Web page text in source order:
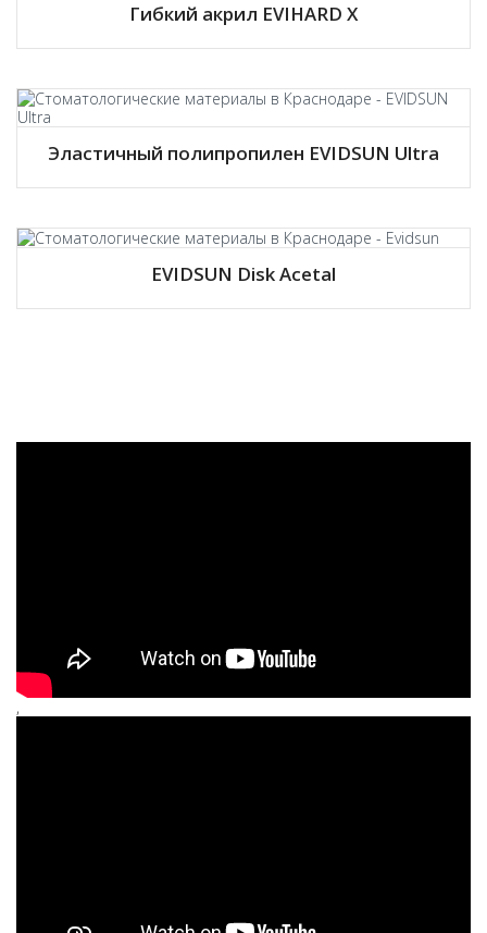
Гибкий акрил EVIHARD X
Эластичный полипропилен EVIDSUN Ultra
EVIDSUN Disk Acetal
,